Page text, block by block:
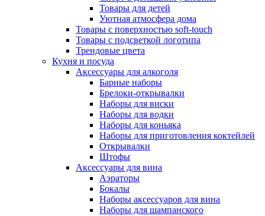
Товары для детей
Уютная атмосфера дома
Товары с поверхностью soft-touch
Товары с подсветкой логотипа
Трендовые цвета
Кухня и посуда
Аксессуары для алкоголя
Барные наборы
Брелоки-открывалки
Наборы для виски
Наборы для водки
Наборы для коньяка
Наборы для приготовления коктейлей
Открывалки
Штофы
Аксессуары для вина
Аэраторы
Бокалы
Наборы аксессуаров для вина
Наборы для шампанского